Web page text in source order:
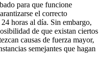
para que funcione
el correcto
horas al día. Sin embargo,
de que existan ciertos
causas de fuerza mayor,
semejantes que hagan